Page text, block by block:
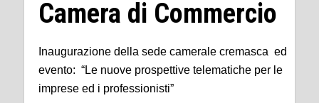
Camera di Commercio
Inaugurazione della sede camerale cremasca ed
evento: “Le nuove prospettive telematiche per le
imprese ed i professionisti”